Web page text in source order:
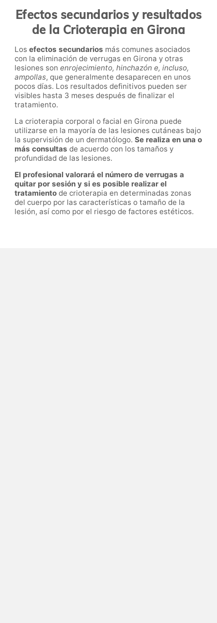
Efectos secundarios y resultados
de la Crioterapia en Girona
Los efectos secundarios más comunes asociados
con la eliminación de verrugas en Girona y otras
lesiones son enrojecimiento, hinchazón e, incluso,
ampollas, que generalmente desaparecen en unos
pocos días. Los resultados definitivos pueden ser
visibles hasta 3 meses después de finalizar el
tratamiento.
La crioterapia corporal o facial en Girona puede
utilizarse en la mayoría de las lesiones cutáneas bajo
la supervisión de un dermatólogo. Se realiza en una o
más consultas de acuerdo con los tamaños y
profundidad de las lesiones.
El profesional valorará el número de verrugas a
quitar por sesión y si es posible realizar el
tratamiento de crioterapia en determinadas zonas
del cuerpo por las características o tamaño de la
lesión, así como por el riesgo de factores estéticos.